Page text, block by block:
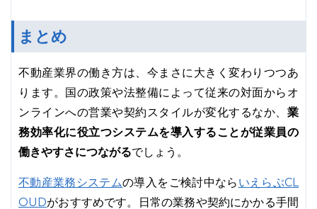
まとめ
不動産業界の働き方は、今まさに大きく変わりつつあ
ります。国の政策や法整備によって従来の対面からオ
ンラインへの営業や契約スタイルが変化するなか、 業
務効率化に役立つシステムを導入することが従業員の
働きやすさにつながるでしょう。
不動産業務システムの導入をご検討中なら いえらぶCL
OUDがおすすめです。日常の業務や契約にかかる手間